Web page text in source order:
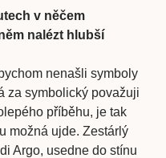
v něčem
nalézt hlubší
nenašli symboly
za symbolický považuji
příběhu, je tak
možná ujde. Zestárlý
Argo, usedne do stínu